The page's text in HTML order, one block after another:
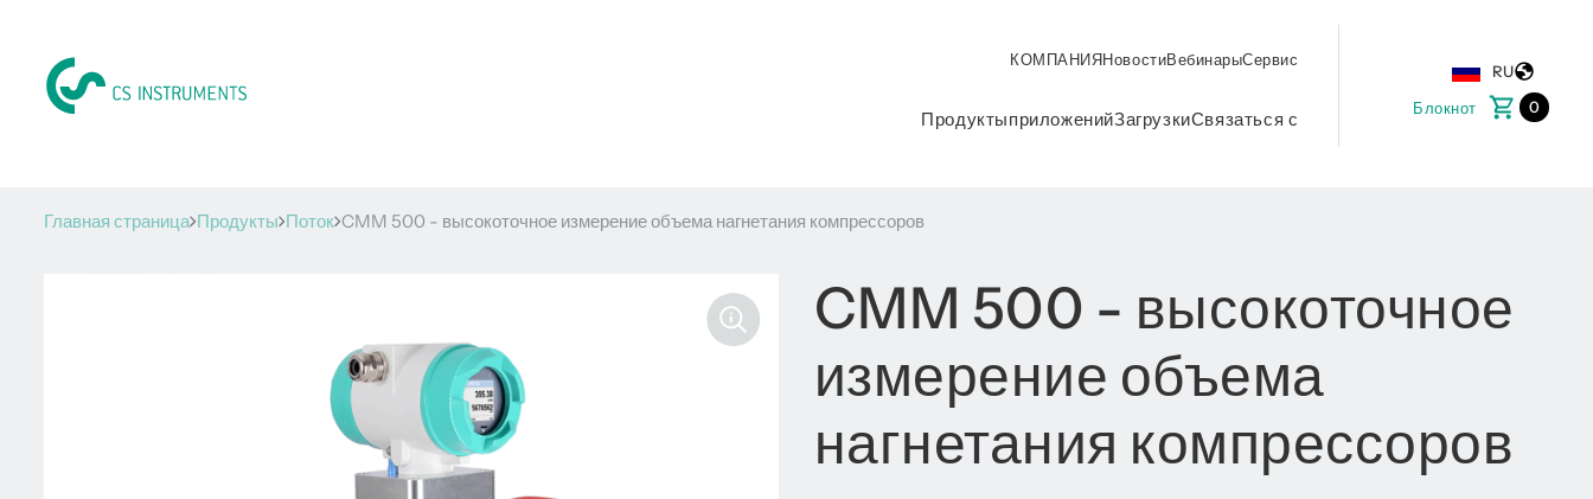
RU
Блокнот
0
КОМПАНИЯНовостиВебинарыСервис
ПродуктыприложенийЗагрузкиСвязаться с
Главная страница Продукты Поток CMM 500 - высокоточное измерение объема нагнетания компрессоров
CMM 500 - высокоточное
измерение объема
нагнетания компрессоров